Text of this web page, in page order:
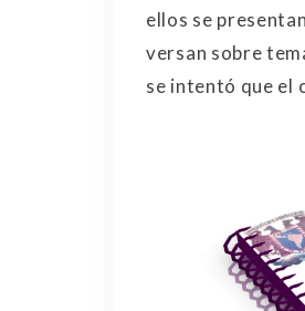
ellos se
versan sobre
se intentó que el